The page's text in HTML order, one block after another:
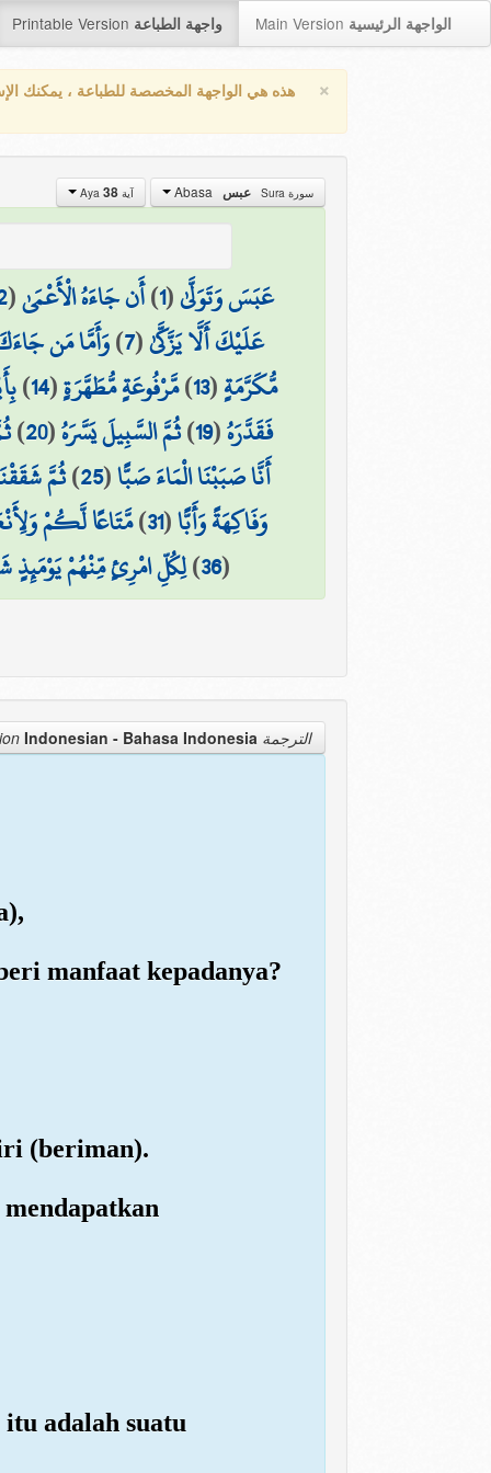
Printable Version واجهة الطباعة Main Version الواجهة الرئيسية
× هذه هي الواجهة المخصصة للطباعة ، يمكنك
سورة Sura عبس آية Aya 38
عَبَسَ وَتَوَلَّىٰ(
1
)أَن جَاءَهُ الْأَعْمَىٰ(
عَلَيْكَ أَلَّا يَزَّكَّىٰ(
7
)وَأَمَّا مَن
مُّكَرَّمَةٍ(
13
)مَّرْفُوعَةٍ مُّطَهَّرَةٍ(
14
)
فَقَدَّرَهُ(
19
)ثُمَّ السَّبِيلَ يَسَّرَهُ(
20
)
أَنَّا صَبَبْنَا الْمَاءَ صَبًّا(
25
)ثُمَّ
وَفَاكِهَةً وَأَبًّا(
31
)مَّتَاعًا لَّكُمْ
(
36
)لِكُلِّ امْرِئٍ مِّنْهُمْ يَوْمَئِذٍ
الترجمة Translation Indonesian - Bahasa Indonesia
manfaat kepadanya?
(beriman).
adalah suatu